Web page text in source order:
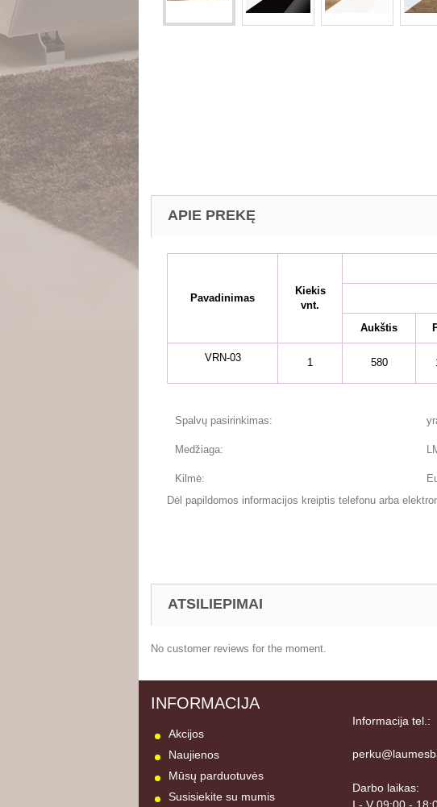
APIE PREKĘ
Pavadinimas
Kiekis
vnt.
Aukštis
VRN-03 1 580
Spalvų pasirinkimas:
Medžiaga:
Kilmė:
Dėl papildomos informacijos kreiptis telefonu arba
ATSILIEPIMAI
No customer reviews for the moment.
INFORMACIJA
Akcijos
Naujienos
Mūsų parduotuvės
Susisiekite su mumis
Informacija tel.:
Darbo laikas:
I - V 09:00 -